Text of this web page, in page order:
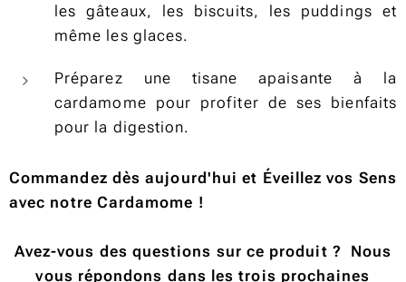
les gâteaux, les biscuits, les puddings et
même les glaces.
Préparez une tisane apaisante à la
cardamome pour profiter de ses bienfaits
pour la digestion.
Commandez dès aujourd'hui et Éveillez vos Sens
avec notre Cardamome !
Avez-vous des questions sur ce produit ? Nous
vous répondons dans les trois prochaines